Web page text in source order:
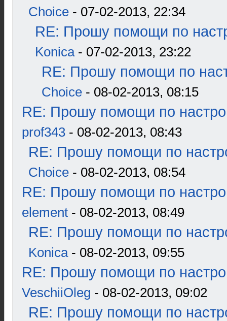
Choice - 07-02-2013, 22:34
RE: Прошу помощи по
Konica- 07-02-2013, 23:22
RE: Прошу помощи по
Choice - 08-02-2013, 08:15
RE: Прошу помощи по
prof343 - 08-02-2013, 08:43
RE: Прошу помощи по
Choice - 08-02-2013, 08:54
RE: Прошу помощи по
element - 08-02-2013, 08:49
RE: Прошу помощи по
Konica- 08-02-2013, 09:55
RE: Прошу помощи по
VeschiiOleg - 08-02-2013, 09:02
RE: Прошу помощи по